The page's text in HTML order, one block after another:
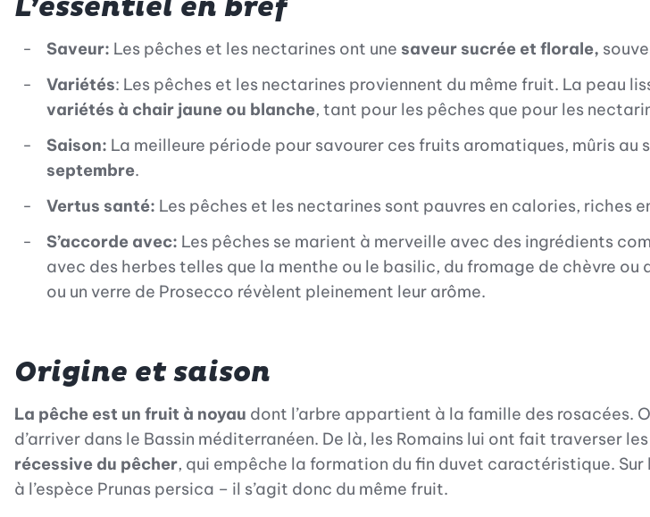
L’essentiel en bref
Saveur: Les pêches et les nectarines ont une saveur sucrée et florale,
Variétés: Les pêches et les nectarines proviennent du même fruit. La peau
variétés à chair jaune ou blanche, tant pour les pêches que pour les
Saison: La meilleure période pour savourer ces fruits aromatiques, mûris au
septembre.
Vertus santé: Les pêches et les nectarines sont pauvres en calories, riches
S’accorde avec: Les pêches se marient à merveille avec des ingrédients
avec des herbes telles que la menthe ou le basilic, du fromage de chèvre
ou un verre de Prosecco révèlent pleinement leur arôme.
Origine et saison
La pêche est un fruit à noyau dont l’arbre appartient à la famille des rosacées.
d’arriver dans le Bassin méditerranéen. De là, les Romains lui ont fait traverser
récessive du pêcher, qui empêche la formation du fin duvet caractéristique.
à l’espèce Prunas persica – il s’agit donc du même fruit.